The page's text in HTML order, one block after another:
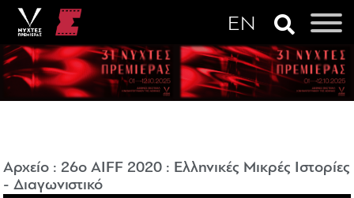
Αρχείο :26o AIFF 2020 : Ελληνικές Μικρές Ιστορίες
- Διαγωνιστικό